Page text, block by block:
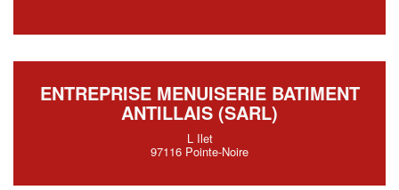
ENTREPRISE MENUISERIE BATIMENT
ANTILLAIS (SARL)
L Ilet
97116 Pointe-Noire